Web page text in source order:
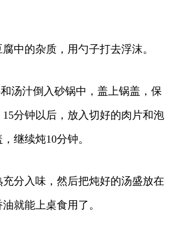
中的杂质，用勺子打去浮沫。
汤汁倒入砂锅中，盖上锅盖，保
分钟以后，放入切好的肉片和泡
继续炖10分钟。
分入味，然后把炖好的汤盛放在
就能上桌食用了。